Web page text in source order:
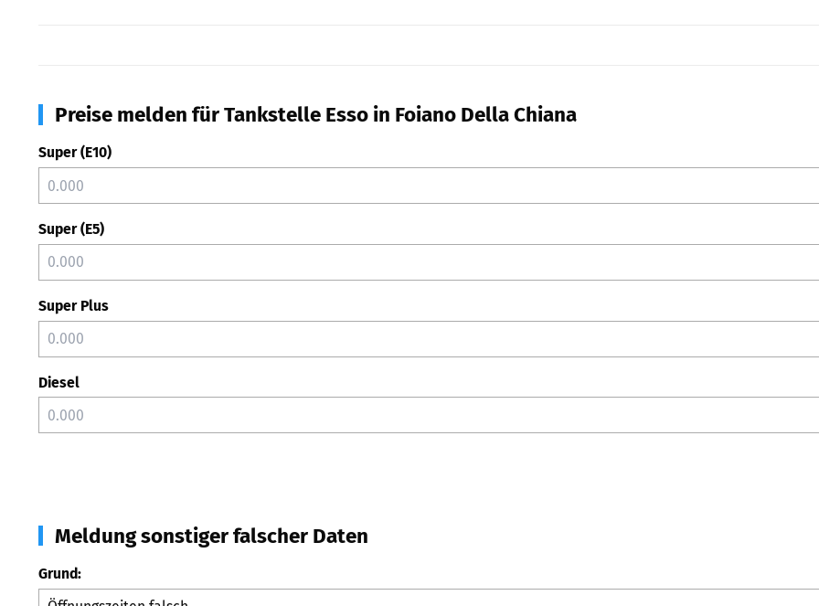
Preise melden für Tankstelle Esso in Foiano Della Chiana
Super (E10)
Super (E5)
Super Plus
Diesel
Meldung sonstiger falscher Daten
Grund: